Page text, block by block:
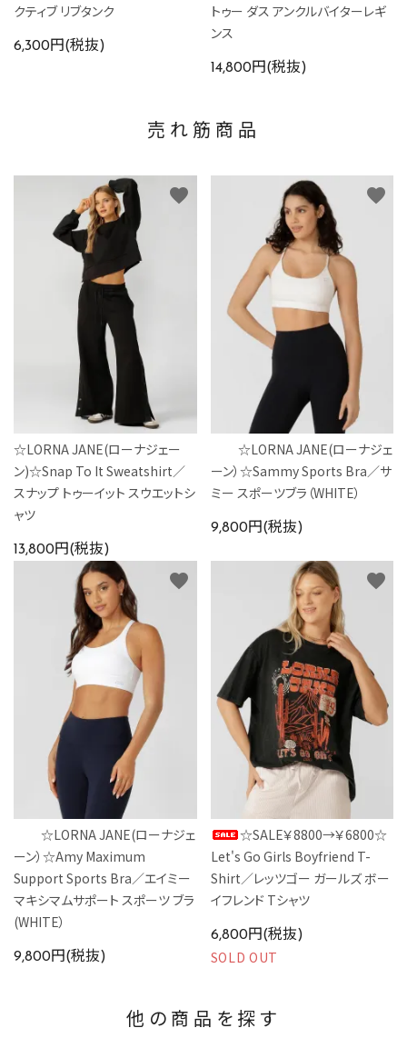
クティブ リブタンク
6,300円(税抜)
トゥー ダス アンクルバイターレギ
ンス
14,800円(税抜)
売れ筋商品
☆LORNA JANE(ローナジェー
ン)☆Snap To It Sweatshirt／
スナップ トゥーイット スウエットシ
ャツ
13,800円(税抜)
favorite
☆LORNA JANE(ローナジェ
ーン）☆Sammy Sports Bra／サ
ミー スポーツブラ（WHITE）
9,800円(税抜)
favorite
☆LORNA JANE(ローナジェ
ーン）☆Amy Maximum
Support Sports Bra／エイミー
マキシマムサポート スポーツ ブラ
(WHITE）
9,800円(税抜)
favorite
☆SALE￥8800→￥6800☆
Let's Go Girls Boyfriend T-
Shirt／レッツゴー ガールズ ボー
イフレンド Tシャツ
6,800円(税抜)
SOLD OUT
favorite
他の商品を探す